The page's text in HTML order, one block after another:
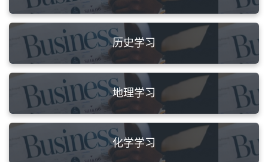
历史学习
地理学习
化学学习